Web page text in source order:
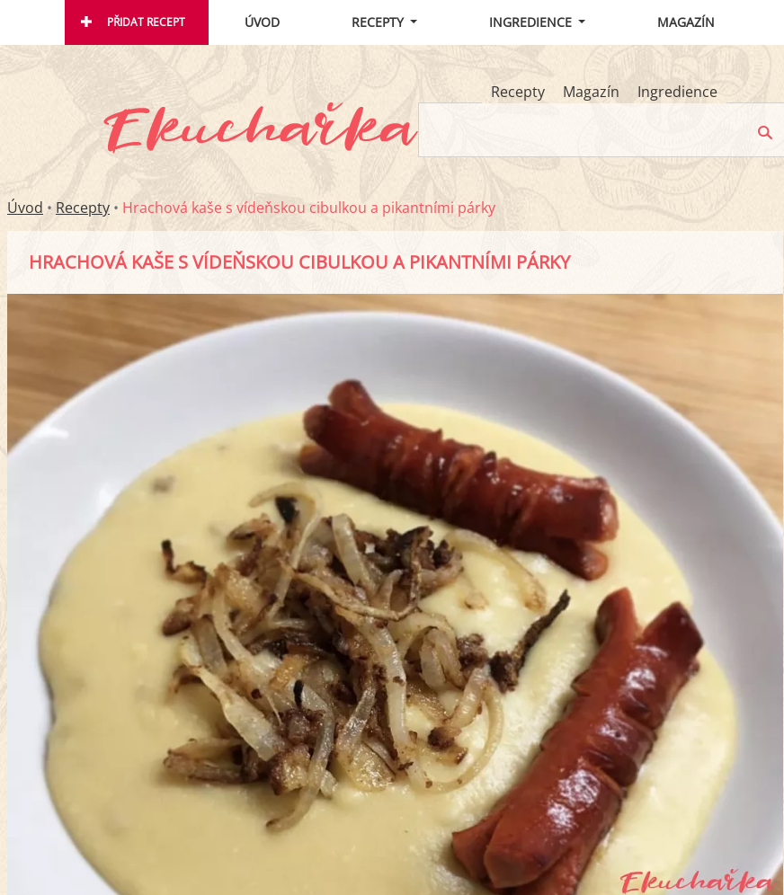
PŘIDAT RECEPT ÚVOD RECEPTY INGREDIENCE MAGAZÍN
Recepty Magazín Ingredience
Úvod • Recepty • Hrachová kaše s vídeňskou cibulkou a pikantními párky
HRACHOVÁ KAŠE S VÍDEŇSKOU CIBULKOU A PIKANTNÍMI PÁRKY